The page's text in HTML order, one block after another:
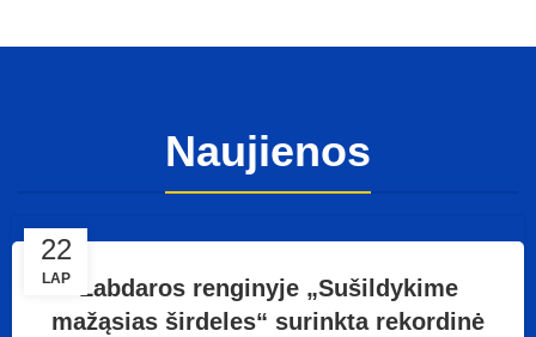
Naujienos
22
LAP
Labdaros renginyje „Sušildykime
mažąsias širdeles“ surinkta rekordinė